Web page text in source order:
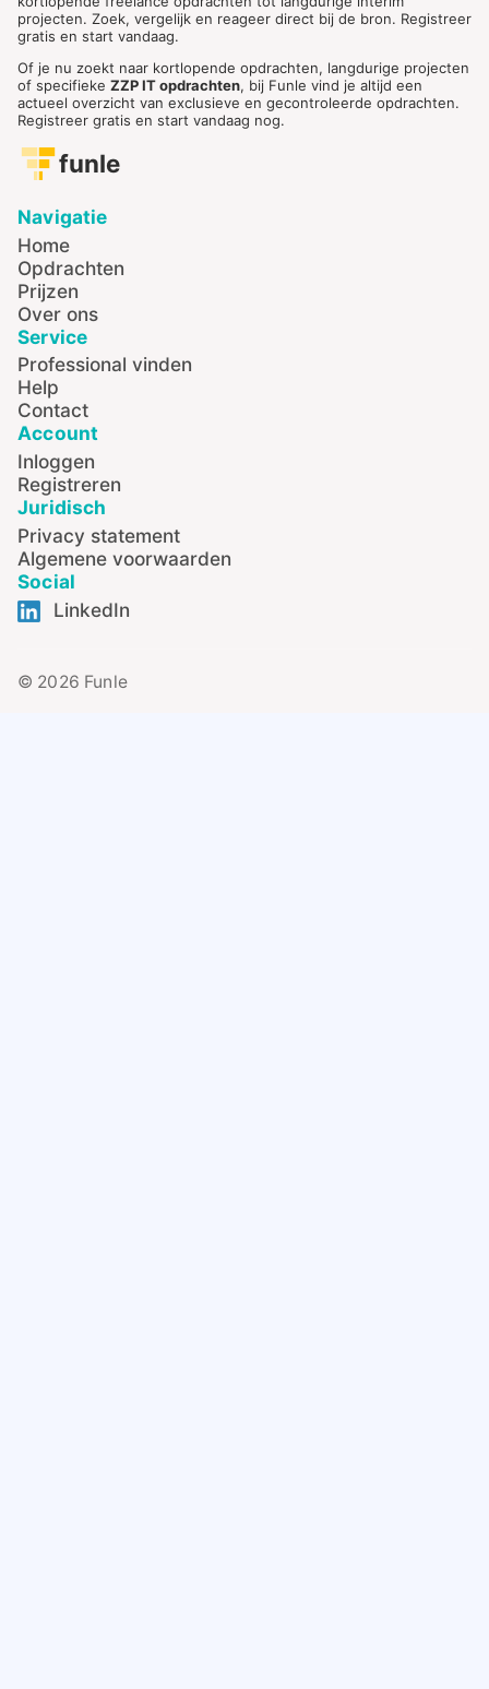
projecten. Zoek, vergelijk en reageer direct bij de bron. Registreer
gratis en start vandaag.
Of je nu zoekt naar kortlopende opdrachten, langdurige projecten
of specifieke ZZP IT opdrachten, bij Funle vind je altijd een
actueel overzicht van exclusieve en gecontroleerde opdrachten.
Registreer gratis en start vandaag nog.
funle
Navigatie
Home
Opdrachten
Prijzen
Over ons
Service
Professional vinden
Help
Contact
Account
Inloggen
Registreren
Juridisch
Privacy statement
Algemene voorwaarden
Social
LinkedIn
© 2026 Funle